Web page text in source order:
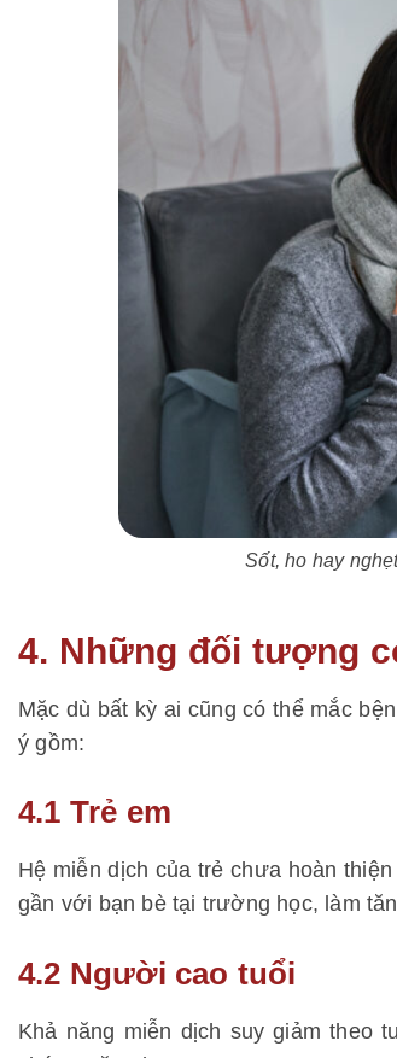
Sốt, ho hay
4. Những đối tượng
Mặc dù bất kỳ ai cũng có thể mắc
ý gồm:
4.1 Trẻ em
Hệ miễn dịch của trẻ chưa hoàn
gần với bạn bè tại trường học, làm
4.2 Người cao tuổi
Khả năng miễn dịch suy giảm theo